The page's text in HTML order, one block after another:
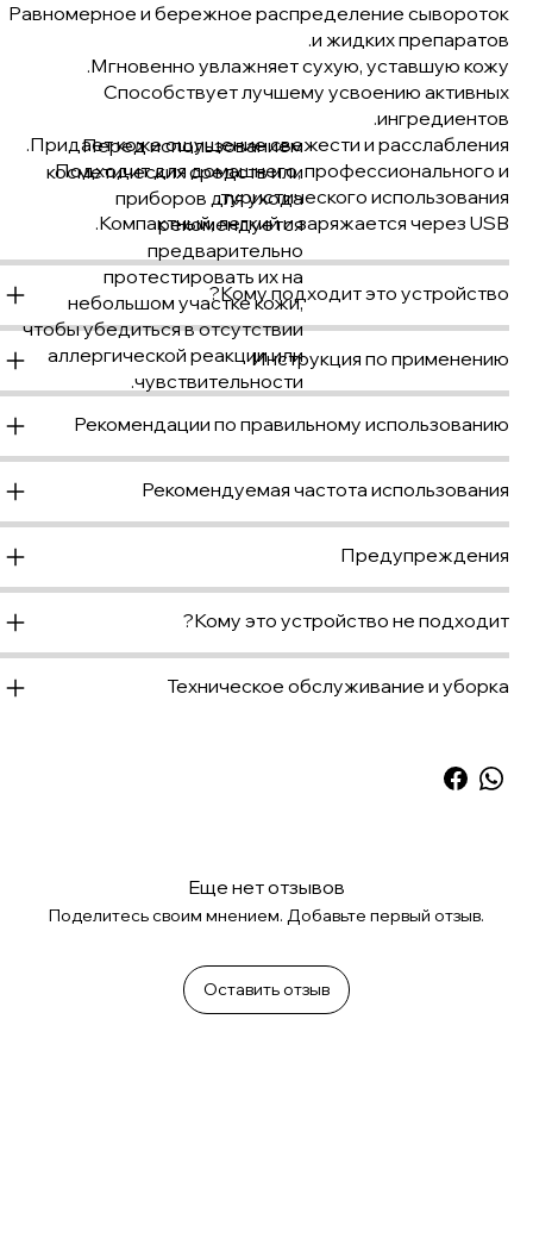
Равномерное и бережное распределение сывороток
и жидких препаратов.
Мгновенно увлажняет сухую, уставшую кожу.
Способствует лучшему усвоению активных
ингредиентов.
Придает коже ощущение свежести и расслабления.
Подходит для домашнего, профессионального и
туристического использования.
Компактный, легкий и заряжается через USB.
Кому подходит это устройство?
Инструкция по применению
Рекомендации по правильному использованию
Рекомендуемая частота использования
Предупреждения
Кому это устройство не подходит?
Техническое обслуживание и уборка
Еще нет отзывов
Поделитесь своим мнением. Добавьте первый отзыв.
Оставить отзыв
Перед использованием
косметических средств или
приборов для ухода
рекомендуется
предварительно
протестировать их на
небольшом участке кожи,
чтобы убедиться в отсутствии
аллергической реакции или
чувствительности.